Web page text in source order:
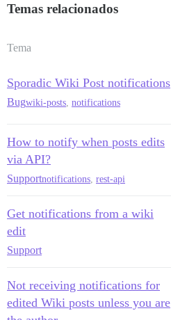
Temas relacionados
Tema
Sporadic Wiki Post notifications
Bugwiki-posts notifications
How to notify when posts edits
via API?
Supportnotifications rest-api
Get notifications from a wiki
edit
Support
Not receiving notifications for
edited Wiki posts unless you are